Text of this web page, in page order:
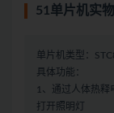
51单片机实
单片机类型：
具体功能：
1、通过人体热释
打开照明灯